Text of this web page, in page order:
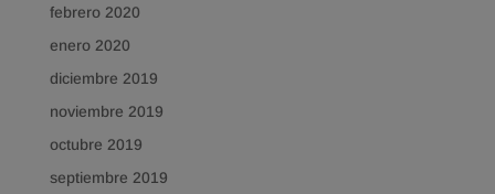
febrero 2020
enero 2020
diciembre 2019
noviembre 2019
octubre 2019
septiembre 2019